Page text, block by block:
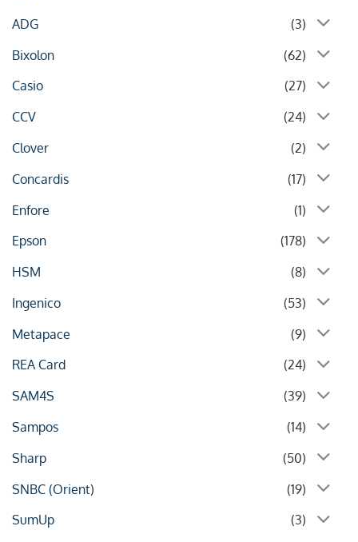
ADG
(3)
Bixolon
(62)
Casio
(27)
CCV
(24)
Clover
(2)
Concardis
(17)
Enfore
(1)
Epson
(178)
HSM
(8)
Ingenico
(53)
Metapace
(9)
REA Card
(24)
SAM4S
(39)
Sampos
(14)
Sharp
(50)
SNBC (Orient)
(19)
SumUp
(3)